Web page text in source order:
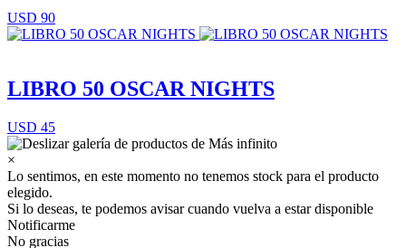
USD 90
LIBRO 50 OSCAR NIGHTS
USD 45
×
Lo sentimos, en este momento no tenemos stock para el producto
elegido.
Si lo deseas, te podemos avisar cuando vuelva a estar disponible
Notificarme
No gracias